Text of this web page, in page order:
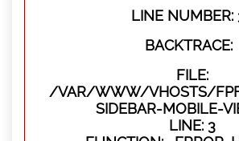
LINE NUMBER:
BACKTRACE:
FILE:
/VAR/WWW/VHOSTS/
SIDEBAR-MOBILE-
LINE: 3